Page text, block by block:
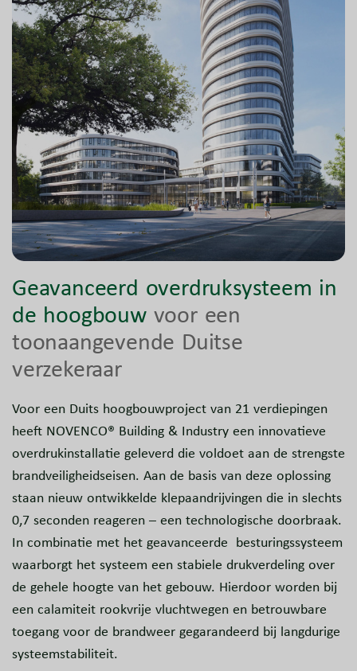
Geavanceerd overdruksysteem in
de hoogbouw voor een
toonaangevende Duitse
verzekeraar
Voor een Duits hoogbouwproject van 21 verdiepingen
heeft NOVENCO® Building & Industry een innovatieve
overdrukinstallatie geleverd die voldoet aan de strengste
brandveiligheidseisen. Aan de basis van deze oplossing
staan nieuw ontwikkelde klepaandrijvingen die in slechts
0,7 seconden reageren – een technologische doorbraak.
In combinatie met het geavanceerde besturingssysteem
waarborgt het systeem een stabiele drukverdeling over
de gehele hoogte van het gebouw. Hierdoor worden bij
een calamiteit rookvrije vluchtwegen en betrouwbare
toegang voor de brandweer gegarandeerd bij langdurige
systeemstabiliteit.